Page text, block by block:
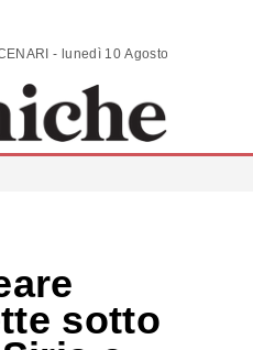
ANALISI | COMMENTI | SCENARI - lunedì 10 Agosto 2026
sotto